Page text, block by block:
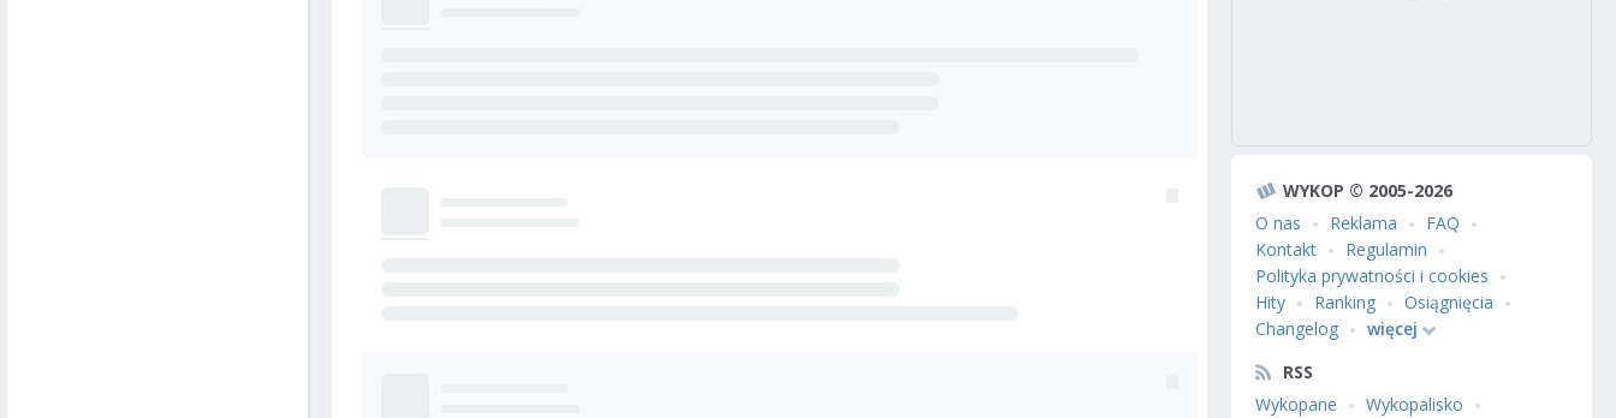
WYKOP © 2005-2026
O nas
Reklama
FAQ
Kontakt
Regulamin
Polityka prywatności i cookies
Hity
Ranking
Osiągnięcia
Changelog
więcej
RSS
Wykopane
Wykopalisko